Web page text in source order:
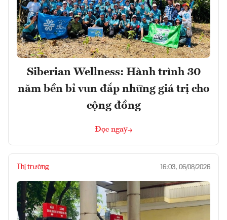
Siberian Wellness: Hành trình 30
năm bền bỉ vun đắp những giá trị cho
cộng đồng
Đọc ngay
Thị trường 16:03, 06/08/2026